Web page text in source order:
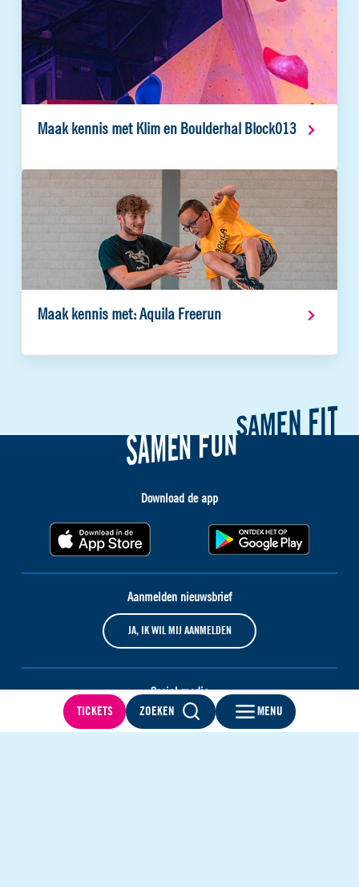
TICKETS ZOEKEN MENU
Maak kennis met Klim en Boulderhal Block013
Maak kennis met: Aquila Freerun
Download de app
Aanmelden nieuwsbrief
JA, IK WIL MIJ AANMELDEN
Social media